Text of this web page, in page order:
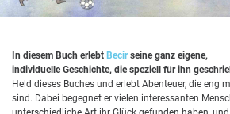
In diesem Buch erlebt Becirseine ganz eigene,
individuelle Geschichte, die speziell für ihn
Held dieses Buches und erlebt Abenteuer, die eng
sind. Dabei begegnet er vielen interessanten